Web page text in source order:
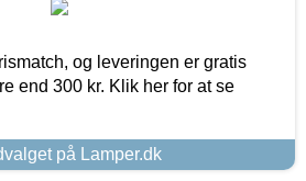
og leveringen er gratis
end 300 kr. Klik her for at se
på Lamper.dk